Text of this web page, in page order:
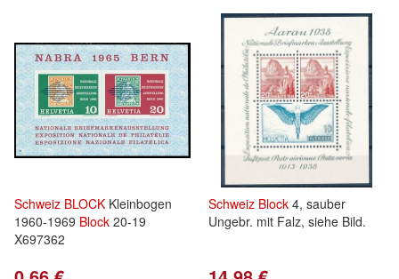
Schweiz BLOCK Kleinbogen
1960-1969 Block 20-19
X697362
Schweiz Block 4, sauber
Ungebr. mit Falz, siehe Bild.